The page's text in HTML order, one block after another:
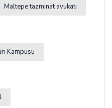
Maltepe tazminat avukatı
Kampüsü